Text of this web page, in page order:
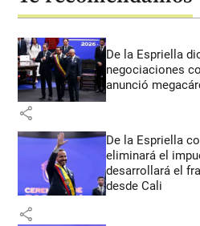
De la Espriella
negociaciones
anunció
share
De la Espriella
eliminará el
desarrollará el
desde Cali
share